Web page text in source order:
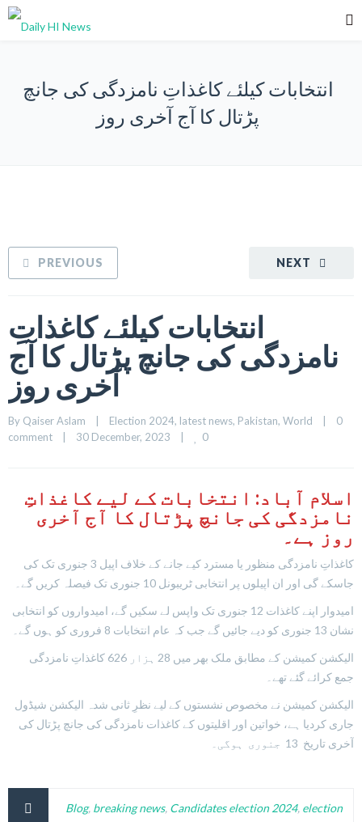
انتخابات کیلئے کاغذاتِ نامزدگی کی جانچ
پڑتال کا آج آخری روز
NEXT
PREVIOUS
انتخابات کیلئے کاغذاتِ
نامزدگی کی جانچ پڑتال کا آج
آخری روز
By Qaiser Aslam Election 2024, latest news, Pakistan, World
0
comment
30 December, 2023 0
اسلام آباد: انتخابات کے لیے کاغذاتِ
نامزدگی کی جانچ پڑتال کا آج آخری
روز ہے۔
کاغذاتِ نامزدگی منظور یا مسترد کیے جانے کے خلاف اپیل 3 جنوری تک کی
جاسکے گی اور ان اپیلوں پر انتخابی ٹریبونل 10 جنوری تک فیصلہ کریں گے۔
نشان 13 جنوری کو دیے جائیں گے جب کہ عام انتخابات 8 فروری کو ہوں گے۔
الیکشن کمیشن کے مطابق ملک بھر میں 28 ہزار 626 کاغذاتِ نامزدگی
جمع کرائے گئے تھے۔
الیکشن کمیشن نے مخصوص نشستوں کے لیے نظرِ ثانی شدہ الیکشن شیڈول
جاری کردیا ہے، خواتین اور اقلیتوں کے کاغذات نامزدگی کی جانچ پڑتال کی
آخری تاریخ 13 جنوری ہوگی۔
Blog, breaking news, Candidates election 2024, election